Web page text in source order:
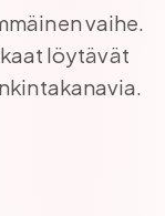
vaihe.
löytävät